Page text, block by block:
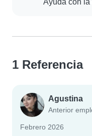
Ayuda con la
1 Referencia
Agustina
Anterior
Febrero 2026